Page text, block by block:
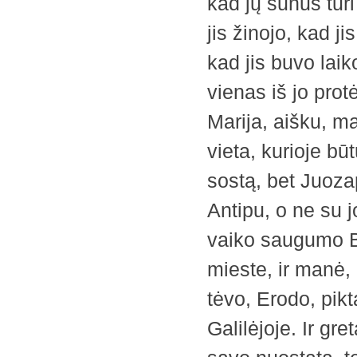
jis žinojo, kad
kad jis buvo
vienas iš jo
Marija, aišku,
vieta, kurioje
sostą, bet
Antipu, o ne su
vaiko saugumo
mieste, ir
tėvo, Erodo,
Galilėjoje. Ir